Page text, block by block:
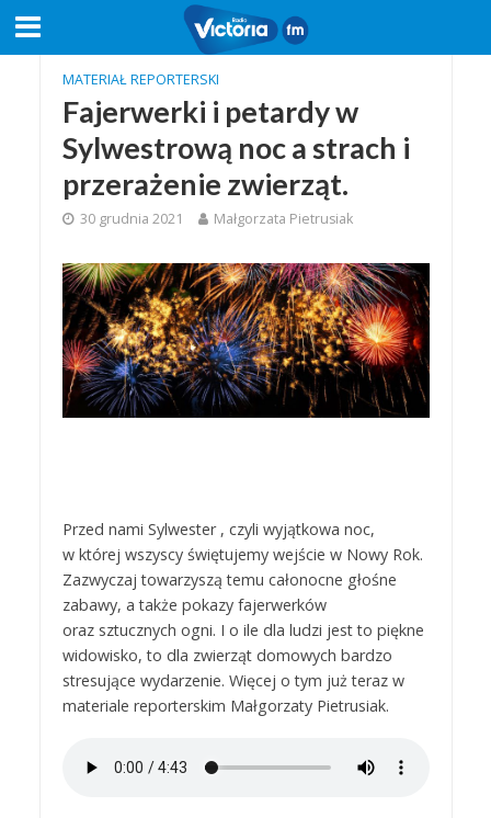
MATERIAŁ REPORTERSKI
Fajerwerki i petardy w
Sylwestrową noc a strach i
przerażenie zwierząt.
30 grudnia 2021 Małgorzata Pietrusiak
Przed nami Sylwester , czyli wyjątkowa noc,
w której wszyscy świętujemy wejście w Nowy Rok.
Zazwyczaj towarzyszą temu całonocne głośne
zabawy, a także pokazy fajerwerków
oraz sztucznych ogni. I o ile dla ludzi jest to piękne
widowisko, to dla zwierząt domowych bardzo
stresujące wydarzenie. Więcej o tym już teraz w
materiale reporterskim Małgorzaty Pietrusiak.